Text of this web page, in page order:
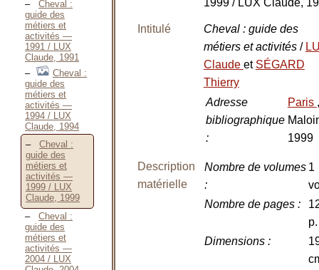
Cheval :
guide des
métiers et
activités —
1991 / LUX
Claude, 1991
Cheval :
guide des
métiers et
activités —
1994 / LUX
Claude, 1994
Cheval :
guide des
métiers et
activités —
1999 / LUX
Claude, 1999
Cheval :
guide des
métiers et
activités —
2004 / LUX
1999 / LUX Claude,
Intitulé
Cheval : guide des
métiers et activités /
Claude et SÉGARD
Thierry
Adresse
bibliographique
:
Paris ,
1999
Description
matérielle
Nombre de volumes
:
1
Nombre de pages:
p.
Dimensions: